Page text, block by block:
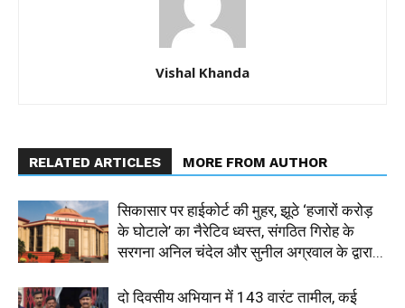
Vishal Khanda
RELATED ARTICLES MORE FROM AUTHOR
सिकासार पर हाईकोर्ट की मुहर, झूठे ‘हजारों करोड़
के घोटाले’ का नैरेटिव ध्वस्त, संगठित गिरोह के
सरगना अनिल चंदेल और सुनील अग्रवाल के द्वारा...
दो दिवसीय अभियान में 143 वारंट तामील, कई